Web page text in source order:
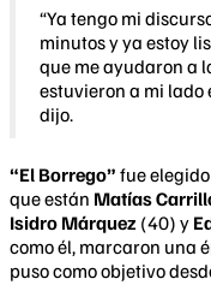
“Ya tengo mi
minutos y ya estoy
que me ayudaron a
estuvieron a mi lado
dijo.
“El Borrego” fue
que están Matías
Isidro Márquez (40) y
como él, marcaron una
puso como objetivo